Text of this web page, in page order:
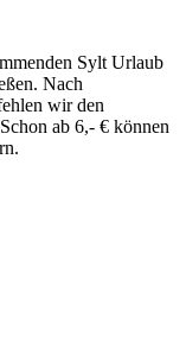
Sylt Urlaub
Nach
wir den
ab 6,- € können